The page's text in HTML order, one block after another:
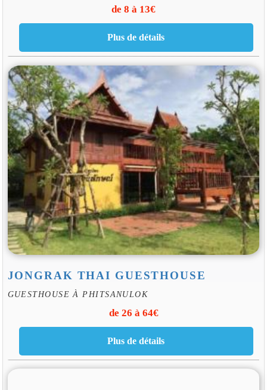
de 8 à 13€
JONGRAK THAI GUESTHOUSE
GUESTHOUSE À PHITSANULOK
de 26 à 64€